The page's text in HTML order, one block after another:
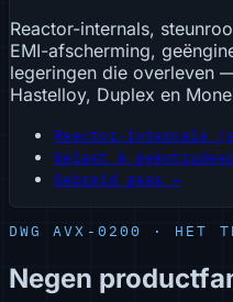
Reactor-internals,
EMI-afscherming,
legeringen die overleven
Hastelloy, Duplex en
Reactor-internals
Gelast &
Gebreid gaas →
DWG AVX-0200 · HET
Negen